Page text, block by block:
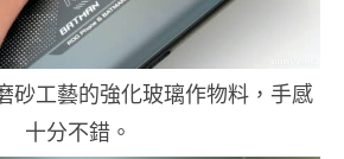
砂工藝的強化玻璃作物料，手感
十分不錯。